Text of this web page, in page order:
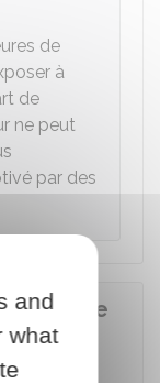
de
à
de
ne peut
par des
en place
and
what